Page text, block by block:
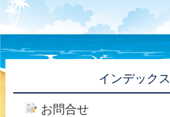
インデックス
お問合せ